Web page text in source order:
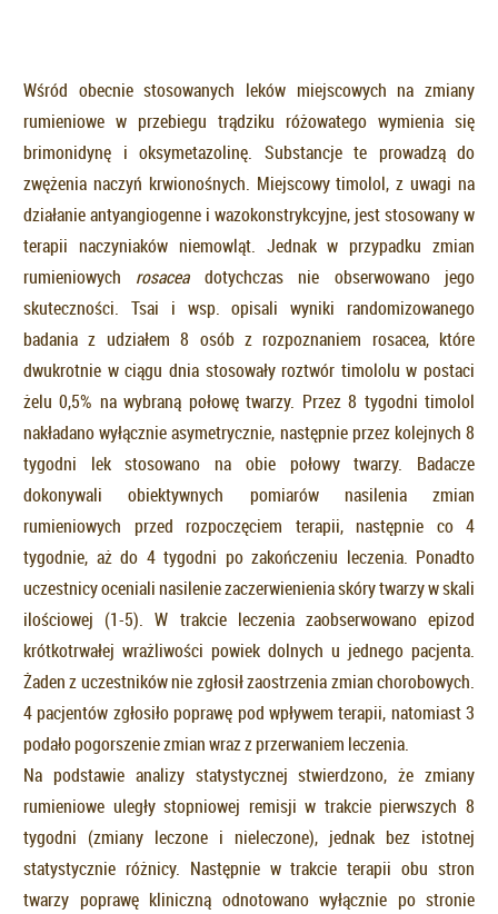
Wśród obecnie stosowanych leków miejscowych na zmiany
rumieniowe w przebiegu trądziku różowatego wymienia się
brimonidynę i oksymetazolinę. Substancje te prowadzą do
zwężenia naczyń krwionośnych. Miejscowy timolol, z uwagi na
działanie antyangiogenne i wazokonstrykcyjne, jest stosowany w
terapii naczyniaków niemowląt. Jednak w przypadku zmian
rumieniowych rosaceadotychczas nie obserwowano jego
skuteczności. Tsai i wsp. opisali wyniki randomizowanego
badania z udziałem 8 osób z rozpoznaniem rosacea, które
dwukrotnie w ciągu dnia stosowały roztwór timololu w postaci
żelu 0,5% na wybraną połowę twarzy. Przez 8 tygodni timolol
nakładano wyłącznie asymetrycznie, następnie przez kolejnych 8
tygodni lek stosowano na obie połowy twarzy. Badacze
dokonywali obiektywnych pomiarów nasilenia zmian
rumieniowych przed rozpoczęciem terapii, następnie co 4
tygodnie, aż do 4 tygodni po zakończeniu leczenia. Ponadto
uczestnicy oceniali nasilenie zaczerwienienia skóry twarzy w skali
ilościowej (1-5). W trakcie leczenia zaobserwowano epizod
krótkotrwałej wrażliwości powiek dolnych u jednego pacjenta.
Żaden z uczestników nie zgłosił zaostrzenia zmian chorobowych.
4 pacjentów zgłosiło poprawę pod wpływem terapii, natomiast 3
podało pogorszenie zmian wraz z przerwaniem leczenia.
Na podstawie analizy statystycznej stwierdzono, że zmiany
rumieniowe uległy stopniowej remisji w trakcie pierwszych 8
tygodni (zmiany leczone i nieleczone), jednak bez istotnej
statystycznie różnicy. Następnie w trakcie terapii obu stron
twarzy poprawę kliniczną odnotowano wyłącznie po stronie